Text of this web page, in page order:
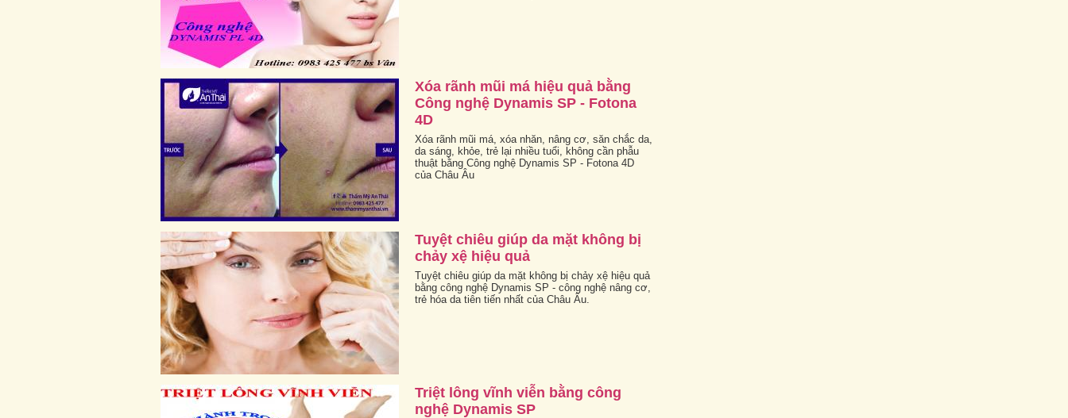
Xóa rãnh mũi má hiệu quả bằng
Công nghệ Dynamis SP - Fotona
4D
Xóa rãnh mũi má, xóa nhăn, nâng cơ, săn chắc da,
da sáng, khỏe, trẻ lại nhiều tuổi, không cần phẫu
thuật bằng Công nghệ Dynamis SP - Fotona 4D
của Châu Âu
Tuyệt chiêu giúp da mặt không bị
chảy xệ hiệu quả
Tuyệt chiêu giúp da mặt không bị chảy xệ hiệu quả
bằng công nghệ Dynamis SP - công nghệ nâng cơ,
trẻ hóa da tiên tiến nhất của Châu Âu.
Triệt lông vĩnh viễn bằng công
nghệ Dynamis SP